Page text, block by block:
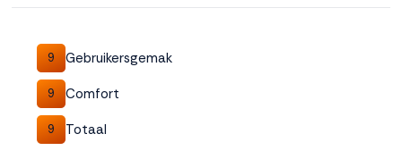
9 Gebruikersgemak
9 Comfort
9 Totaal